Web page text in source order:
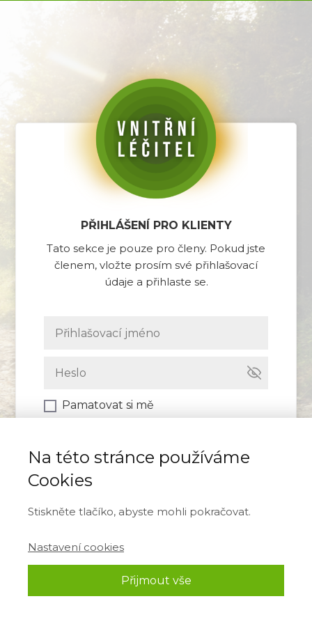
PŘIHLÁŠENÍ PRO KLIENTY
Tato sekce je pouze pro členy. Pokud jste
členem, vložte prosím své přihlašovací
údaje a přihlaste se.
Pamatovat si mě
Na této stránce používáme
Cookies
Stiskněte tlačíko, abyste mohli pokračovat.
Nastavení cookies
Přijmout vše